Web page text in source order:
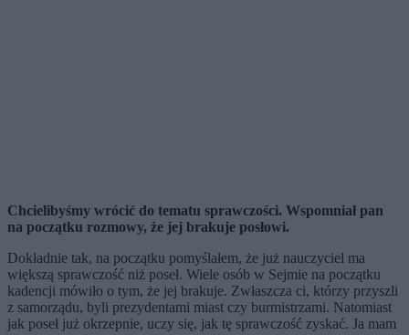
Chcielibyśmy wrócić do tematu sprawczości. Wspomniał pan
na początku rozmowy, że jej brakuje posłowi.
Dokładnie tak, na początku pomyślałem, że już nauczyciel ma
większą sprawczość niż poseł. Wiele osób w Sejmie na początku
kadencji mówiło o tym, że jej brakuje. Zwłaszcza ci, którzy przyszli
z samorządu, byli prezydentami miast czy burmistrzami. Natomiast
jak poseł już okrzepnie, uczy się, jak tę sprawczość zyskać. Ja mam